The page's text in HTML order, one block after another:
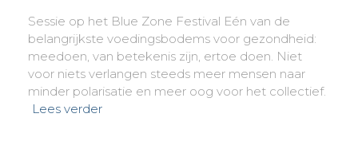
Sessie op het Blue Zone Festival Eén van de
belangrijkste voedingsbodems voor gezondheid:
meedoen, van betekenis zijn, ertoe doen. Niet
voor niets verlangen steeds meer mensen naar
minder polarisatie en meer oog voor het collectief.
Lees verder